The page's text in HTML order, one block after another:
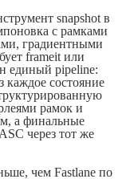
snapshot в
с рамками
градиентными
frameit или
единый pipeline:
каждое состояние
рамок и
а финальные
через тот же
чем Fastlane по